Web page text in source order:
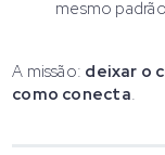
mesmo padrão
A missão: deixar o
como conecta.